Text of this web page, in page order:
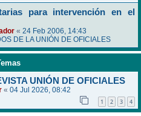
para intervención en el
« 24 Feb 2006, 14:43
DE LA UNIÓN DE OFICIALES
UNIÓN DE OFICIALES
« 04 Jul 2026, 08:42
1 2 3 4